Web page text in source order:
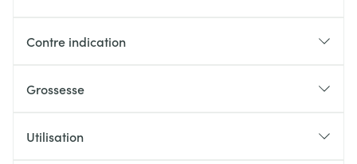
Contre indication
Grossesse
Utilisation